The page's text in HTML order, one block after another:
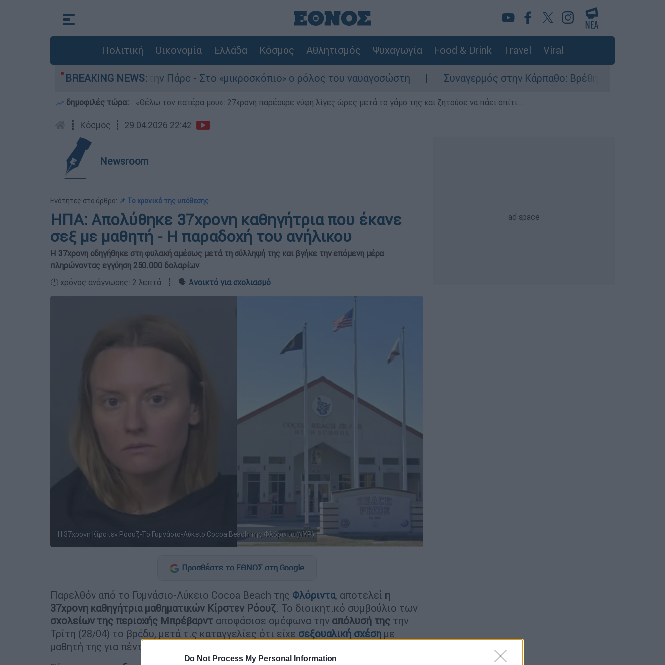
Do Not Process My Personal Information
Πολιτική Οικονομία Ελλάδα Κόσμος Αθλητισμός Ψυχαγωγία Food & Drink Travel Viral
BREAKING NEWS:
του 4χρονου στην Πάρο - Στο «μικροσκόπιο» ο ρόλος του ναυαγοσώστη Συναγερμός στην Κάρπαθο: Βρέθηκαν παλιά πυρομαχικά
δημοφιλές τώρα: «Θέλω τον πατέρα μου»: 27χρονη παρέσυρε νύφη λίγες ώρες μετά το γάμο της και ζητούσε να πάει σπίτι...
┋ Κόσμος ┋ 29.04.2026 22:42
Newsroom
Ενότητες στο άρθρο: 📌 Το χρονικό της υπόθεσης
ΗΠΑ: Απολύθηκε 37χρονη καθηγήτρια που έκανε
σεξ με μαθητή - Η παραδοχή του ανήλικου
Η 37χρονη οδηγήθηκε στη φυλακή αμέσως μετά τη σύλληψή της και βγήκε την επόμενη μέρα
πληρώνοντας εγγύηση 250.000 δολαρίων
🕛 χρόνος ανάγνωσης: 2 λεπτά ┋ 🗣️ Ανοικτό για σχολιασμό
H 37χρονη Κίρστεν Ρόουζ-To Γυμνάσιο-Λύκειο Cocoa Beach της Φλόριντα (NYP)
Προσθέστε το ΕΘΝΟΣ στη Google
Παρελθόν από το Γυμνάσιο-Λύκειο Cocoa Beach της Φλόριντα, αποτελεί η
37χρονη καθηγήτρια μαθηματικών Κίρστεν Ρόουζ. Το διοικητικό συμβούλιο των
σχολείων της περιοχής Μπρέβαρντ αποφάσισε ομόφωνα την απόλυσή της την
Τρίτη (28/04) το βράδυ, μετά τις καταγγελίες ότι είχε σεξουαλική σχέση με
μαθητή της για πέντε μήνες.